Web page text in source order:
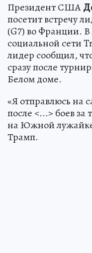
Президент США
посетит встречу
(G7) во Франции.
социальной сети
лидер сообщил,
сразу после
Белом доме.
«Я отправлюсь на
после <...> боев
на Южной
Трамп.